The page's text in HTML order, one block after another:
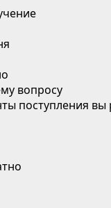
вопросу
поступления вы